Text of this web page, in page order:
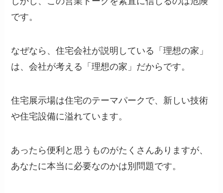
です。
なぜなら、住宅会社が説明している「理想の家」
は、会社が考える「理想の家」だからです。
住宅展示場は住宅のテーマパークで、新しい技術
や住宅設備に溢れています。
あったら便利と思うものがたくさんありますが、
あなたに本当に必要なのかは別問題です。